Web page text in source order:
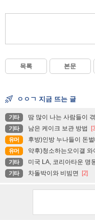
목록 본문
ㅇㅇㄱ 지금 뜨는 글
기타 땀 많이 나는 사람들이
기타 남은 케이크 보관 방법
유머 후방)인방 누나들이 돈
유머 약후)청소하는오이갤 와
기타 미국 LA, 코리아타운 명
기타 차돌박이와 비빔면 [2]